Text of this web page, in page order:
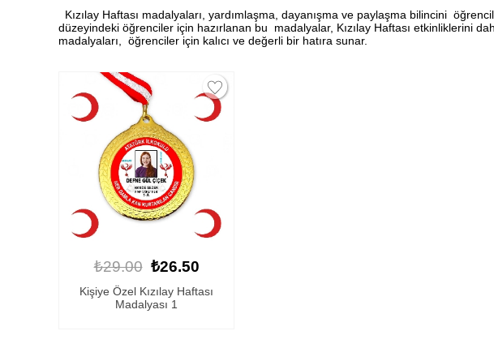
Kızılay Haftası madalyaları, yardımlaşma, dayanışma ve paylaşma bilincini
düzeyindeki öğrenciler için hazırlanan bu madalyalar, Kızılay Haftası etkinliklerini
madalyaları, öğrenciler için kalıcı ve değerli bir hatıra sunar.
₺29.00 ₺26.50
Kişiye Özel Kızılay Haftası
Madalyası 1